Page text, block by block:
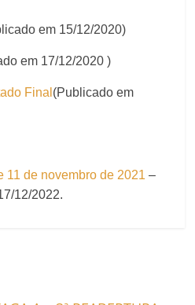
em 15/12/2020)
em 17/12/2020 )
Final (Publicado em
11 de novembro de 2021 –
12/2022.